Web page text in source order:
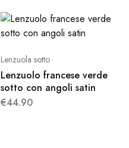
Lenzuola sotto
Lenzuolo francese verde
sotto con angoli satin
€44.90